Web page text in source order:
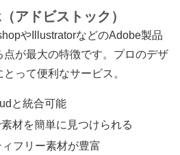
アドビストック）
やIllustratorなどのAdobe製品
点が最大の特徴です。プロのデザ
って便利なサービス。
と統合可能
材を簡単に見つけられる
フリー素材が豊富